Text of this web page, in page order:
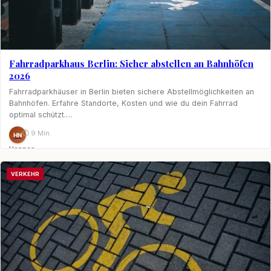
Fahrradparkhaus Berlin: Sicher abstellen an Bahnhöfen
2026
Fahrradparkhäuser in Berlin bieten sichere Abstellmöglichkeiten an
Bahnhöfen. Erfahre Standorte, Kosten und wie du dein Fahrrad
optimal schützt.…
HN
Hannes
Nagel
⏱ 9 Min.
VERKEHR